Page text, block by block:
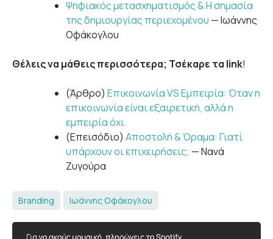
Ψηφιακός μετασχηματισμός & Η σημασία
της δημιουργίας περιεχομένου — Ιωάννης
Οφάκογλου
Θέλεις να μάθεις περισσότερα; Τσέκαρε τα link!
(Άρθρο) Επικοινωνία VS Εμπειρία: Όταν η
επικοινωνία είναι εξαιρετική, αλλά η
εμπειρία όχι
(Επεισόδιο) Αποστολή & Όραμα: Γιατί
υπάρχουν οι επιχειρήσεις; — Νανά
Ζυγούρα
Branding Ιωάννης Οφάκογλου